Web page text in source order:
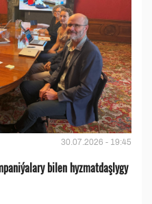
30.07.2026 - 19:45
bilen hyzmatdaşlygy